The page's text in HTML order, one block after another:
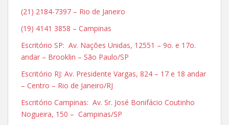
(21) 2184-7397 – Rio de Janeiro
(19) 4141 3858 – Campinas
Escritório SP: Av. Nações Unidas, 12551 – 9o. e 17o.
andar – Brooklin – São Paulo/SP
Escritório RJ: Av. Presidente Vargas, 824 – 17 e 18 andar
– Centro – Rio de Janeiro/RJ
Escritório Campinas: Av. Sr. José Bonifácio Coutinho
Nogueira, 150 – Campinas/SP